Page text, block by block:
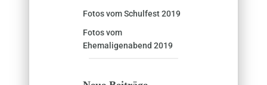
Fotos vom Schulfest 2019
Fotos vom
Ehemaligenabend 2019